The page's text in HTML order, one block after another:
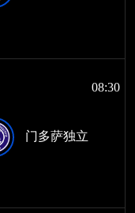
08:30
门多萨独立